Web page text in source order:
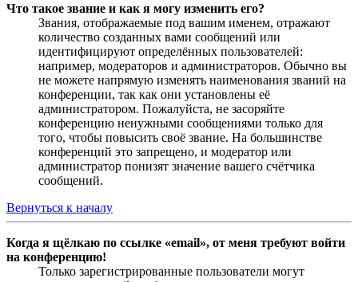
Что такое звание и как я могу изменить его?
Звания, отображаемые под вашим именем, отражают
количество созданных вами сообщений или
идентифицируют определённых пользователей:
например, модераторов и администраторов. Обычно вы
не можете напрямую изменять наименования званий на
конференции, так как они установлены её
администратором. Пожалуйста, не засоряйте
конференцию ненужными сообщениями только для
того, чтобы повысить своё звание. На большинстве
конференций это запрещено, и модератор или
администратор понизят значение вашего счётчика
сообщений.
Вернуться к началу
Когда я щёлкаю по ссылке «email», от меня требуют войти
на конференцию!
Только зарегистрированные пользователи могут